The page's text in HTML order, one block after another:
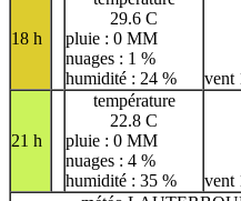
18 h
29.6 C
pluie : 0 MM
nuages : 1 %
humidité : 24 %
vent
21 h
température
22.8 C
pluie : 0 MM
nuages : 4 %
humidité : 35 %
vent